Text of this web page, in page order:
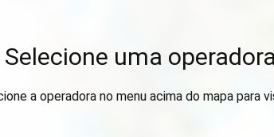
Selecione uma
a operadora no menu acima do mapa para